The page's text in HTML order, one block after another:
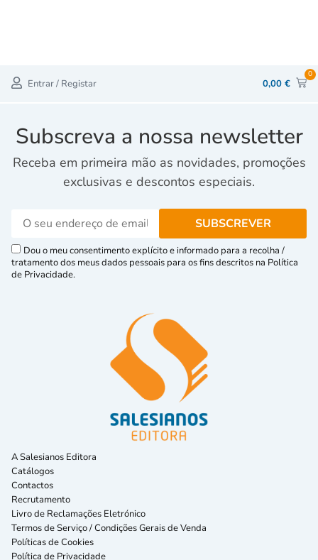
Entrar / Registar 0,00 €
0
Subscreva a nossa newsletter
Receba em primeira mão as novidades, promoções
exclusivas e descontos especiais.
Dou o meu consentimento explícito e informado para a recolha /
tratamento dos meus dados pessoais para os fins descritos na Política
de Privacidade.
A Salesianos Editora
Catálogos
Contactos
Recrutamento
Livro de Reclamações Eletrónico
Termos de Serviço / Condições Gerais de Venda
Políticas de Cookies
Política de Privacidade